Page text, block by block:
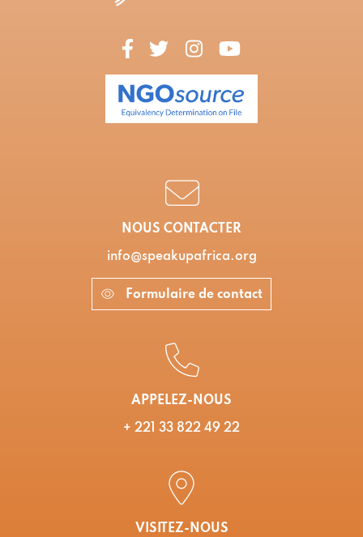
NOUS CONTACTER
info@speakupafrica.org
Formulaire de contact
APPELEZ-NOUS
+ 221 33 822 49 22
VISITEZ-NOUS